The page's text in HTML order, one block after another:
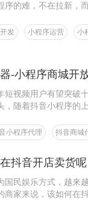
序的难，不在拉新，
发 小程序运营 小
-小程序商城开
短视频用户有望突破
，随着抖音小程序的
小程序代理 抖音商城
抖音开店卖货
国民娱乐方式，越来
商家来说，该如何在